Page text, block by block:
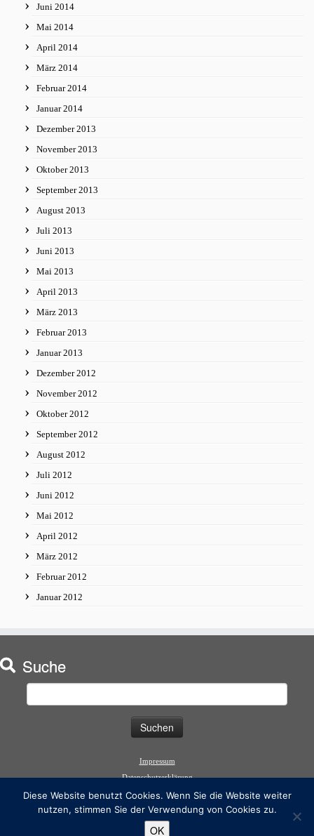
Juni 2014
Mai 2014
April 2014
März 2014
Februar 2014
Januar 2014
Dezember 2013
November 2013
Oktober 2013
September 2013
August 2013
Juli 2013
Juni 2013
Mai 2013
April 2013
März 2013
Februar 2013
Januar 2013
Dezember 2012
November 2012
Oktober 2012
September 2012
August 2012
Juli 2012
Juni 2012
Mai 2012
April 2012
März 2012
Februar 2012
Januar 2012
Suche
Impressum
Datenschutzerklärung
Diese Website benutzt Cookies. Wenn Sie die Website weiter
nutzen, stimmen Sie der Verwendung von Cookies zu.
OK